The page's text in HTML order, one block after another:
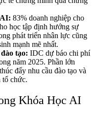
83% doanh nghiệp cho
học tập định hướng sự
phát triển nhân lực cũng
mạnh mẽ nhất.
tạo: IDC dự báo chi phí
năm 2025. Phần lớn
đẩy nhu cầu đào tạo và
tổ chức.
Khóa Học AI